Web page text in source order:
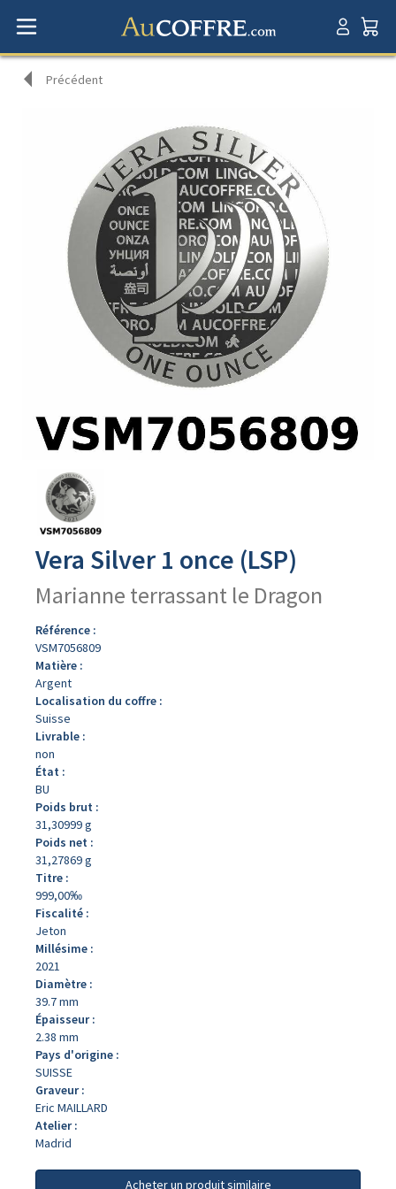
Précédent
produit
Vera Silver 1 once (LSP)
Marianne terrassant le Dragon
Référence :
VSM7056809
Matière :
Argent
Localisation du coffre :
Suisse
Livrable :
non
État :
BU
Poids brut :
31,30999 g
Poids net :
31,27869 g
Titre :
999,00‰
Fiscalité :
Jeton
Millésime :
2021
Diamètre :
39.7 mm
Épaisseur :
2.38 mm
Pays d'origine :
SUISSE
Graveur :
Eric MAILLARD
Atelier :
Madrid
Acheter un produit similaire